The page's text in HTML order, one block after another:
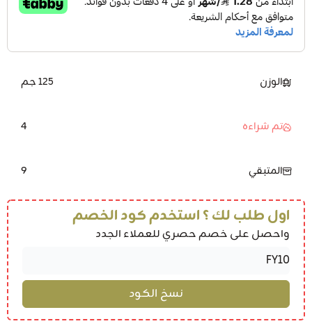
الوزن 125 جم
تم شراءه 4
المتبقي 9
اول طلب لك ؟ استخدم كود الخصم
واحصل على خصم حصري للعملاء الجدد